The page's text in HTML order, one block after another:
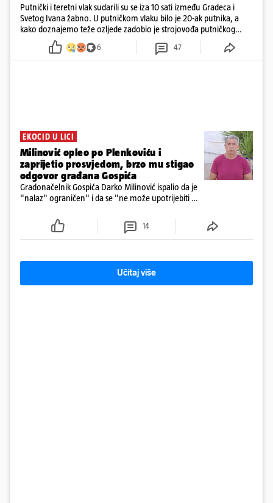
Putnički i teretni vlak sudarili su se iza 10 sati između Gradeca i
Svetog Ivana žabno. U putničkom vlaku bilo je 20-ak putnika, a
kako doznajemo teže ozljede zadobio je strojovođa putničkog
vlaka. Zatvoren je promet, a fotoreporteri Prigorskog objavili su
prve snimke s mjesta sudara
6 47
EKOCID U LICI
Milinović opleo po Plenkoviću i
zaprijetio prosvjedom, brzo mu stigao
odgovor građana Gospića
Gradonačelnik Gospića Darko Milinović ispalio da je
"nalaz" ograničen" i da se "ne može upotrijebiti za
ga je naručio Uskok i da je dio spisa
14
Učitaj više